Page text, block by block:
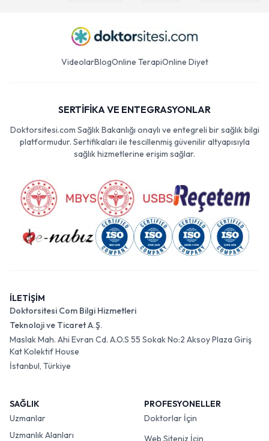
VideolarBlogOnline TerapiOnline Diyet
SERTİFİKA VE ENTEGRASYONLAR
Doktorsitesi.com Sağlık Bakanlığı onaylı ve entegreli bir sağlık bilgi
platformudur. Sertifikaları ile tescillenmiş güvenilir altyapısıyla
sağlık hizmetlerine erişim sağlar.
İLETİŞİM
Doktorsitesi Com Bilgi Hizmetleri
Teknoloji ve Ticaret A.Ş.
Maslak Mah. Ahi Evran Cd. A.O.S 55 Sokak No:2 Aksoy Plaza Giriş
Kat Kolektif House
İstanbul, Türkiye
SAĞLIK
Uzmanlar
Uzmanlık Alanları
PROFESYONELLER
Doktorlar İçin
Web Siteniz İçin